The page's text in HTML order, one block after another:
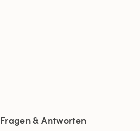
Fragen & Antworten